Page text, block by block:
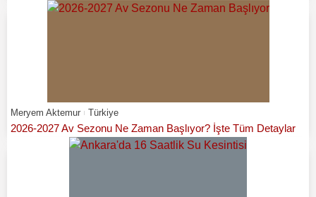
Meryem Aktemur Türkiye
2026-2027 Av Sezonu Ne Zaman Başlıyor? İşte Tüm Detaylar